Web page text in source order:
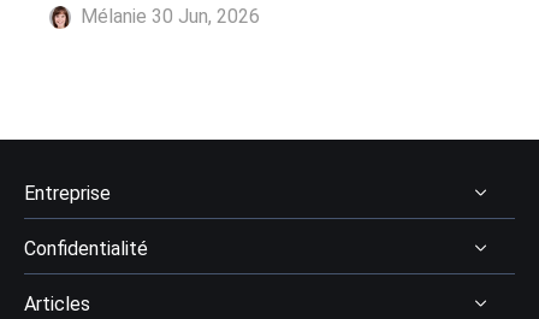
Mélanie 30 Jun, 2026
Entreprise
À Propos
Avis & récompenses
Confidentialité
Articles